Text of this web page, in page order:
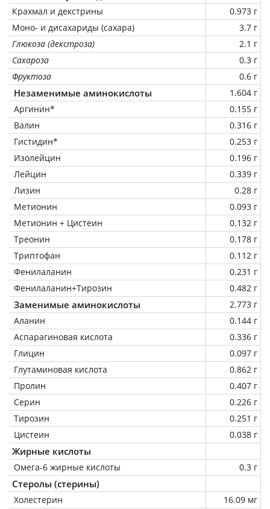
Крахмал и декстрины
0.973 г
Моно- и дисахариды (сахара)
3.7 г
Глюкоза (декстроза)
2.1 г
Сахароза
0.3 г
Фруктоза
0.6 г
Незаменимые аминокислоты
1.604 г
Аргинин*
0.155 г
Валин
0.316 г
Гистидин*
0.253 г
Изолейцин
0.196 г
Лейцин
0.339 г
Лизин
0.28 г
Метионин
0.093 г
Метионин + Цистеин
0.132 г
Треонин
0.178 г
Триптофан
0.112 г
Фенилаланин
0.231 г
Фенилаланин+Тирозин
0.482 г
Заменимые аминокислоты
2.773 г
Аланин
0.144 г
Аспарагиновая кислота
0.336 г
Глицин
0.097 г
Глутаминовая кислота
0.862 г
Пролин
0.407 г
Серин
0.226 г
Тирозин
0.251 г
Цистеин
0.038 г
Жирные кислоты
Омега-6 жирные кислоты 0.3 г
Стеролы (стерины)
Холестерин
16.09 мг